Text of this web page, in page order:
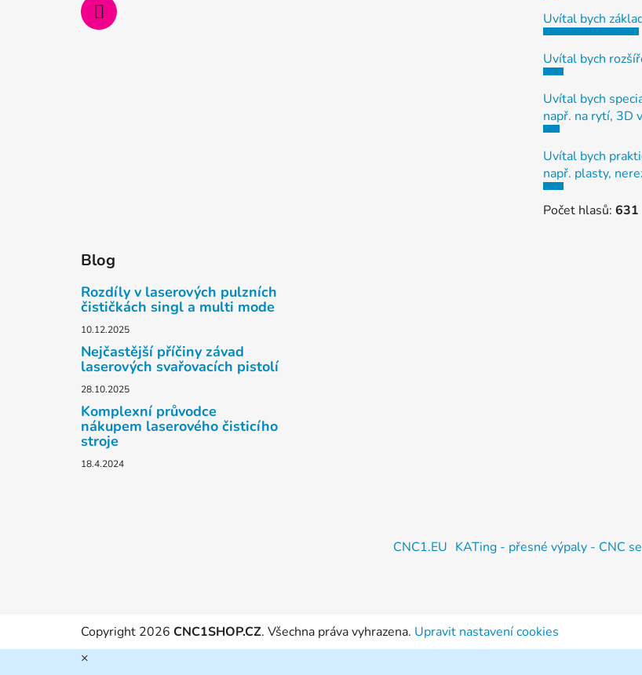
Uvítal bych
Uvítal bych
Uvítal bych
např. na rytí, 3D
Uvítal bych
např. plasty,
Počet hlasů: 631
Blog
Rozdíly v laserových pulzních
čističkách singl a multi mode
10.12.2025
Nejčastější příčiny závad
laserových svařovacích pistolí
28.10.2025
Komplexní průvodce
nákupem laserového čisticího
stroje
18.4.2024
CNC1.EU KATing - přesné výpaly - CNC
Copyright 2026 CNC1SHOP.CZ. Všechna práva vyhrazena. Upravit nastavení cookies
×